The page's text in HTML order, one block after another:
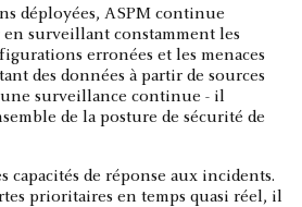
déployées, ASPM continue
surveillant constamment les
erronées et les menaces
des données à partir de sources
une surveillance continue - il
de la posture de sécurité de
capacités de réponse aux incidents.
prioritaires en temps quasi réel, il